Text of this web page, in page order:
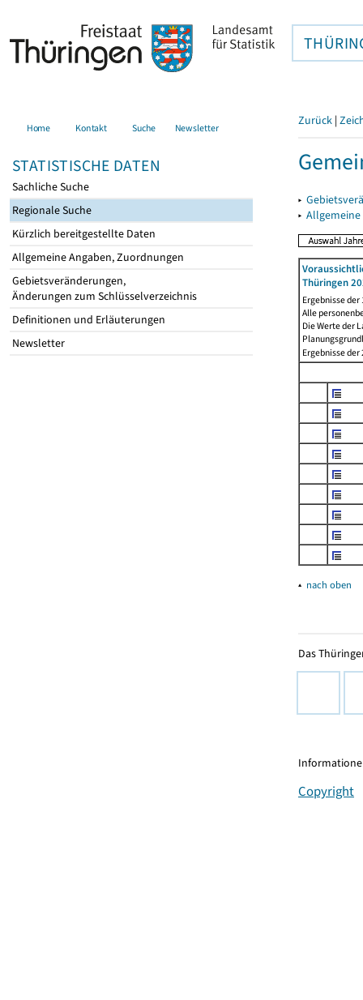
Home Kontakt Suche Newsletter
STATISTISCHE DATEN
Sachliche Suche
Regionale Suche
Kürzlich bereitgestellte Daten
Allgemeine Angaben, Zuordnungen
Gebietsveränderungen,
Änderungen zum Schlüsselverzeichnis
Definitionen und Erläuterungen
Newsletter
Zurück |
▸
▸
Thüringen
Ergebnisse
Alle
Die Werte der
Ergebnisse
▴ nach oben
Das
Copyright